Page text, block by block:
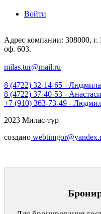
Войти
Адрес компании: 308000,
оф. 603.
milas.tur@mail.ru
8 (4722) 32-14-65 - Людмила
8 (4722) 37-40-53 -
+7 (910) 363-73-49 -
2023 Милас-тур
создано